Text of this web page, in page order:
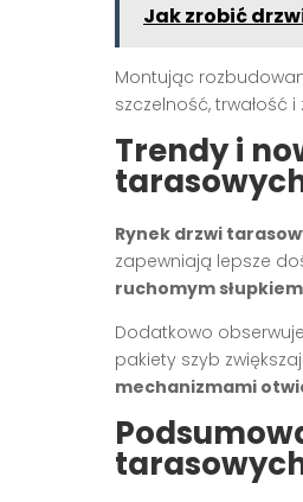
Jak zrobić
Montując
szczelność,
Trendy i
Rynek drzwi
zapewniają lepsze
ruchomym słupkiem
Dodatkowo
pakiety szyb
mechanizmami